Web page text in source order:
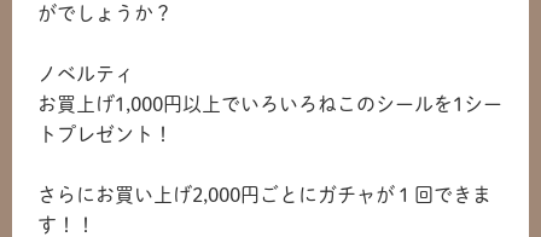
がでしょうか？
ノベルティ
お買上げ1,000円以上でいろいろねこのシールを1シー
トプレゼント！
さらにお買い上げ2,000円ごとにガチャが１回できま
す！！⁡⁡